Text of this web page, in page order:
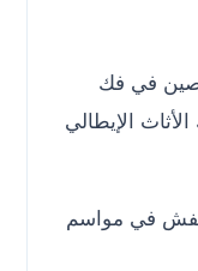
في فك
الإيطالي
في مواسم